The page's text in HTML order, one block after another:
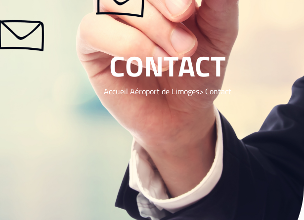
CONTACT
Accueil Aéroport de Limoges Contact